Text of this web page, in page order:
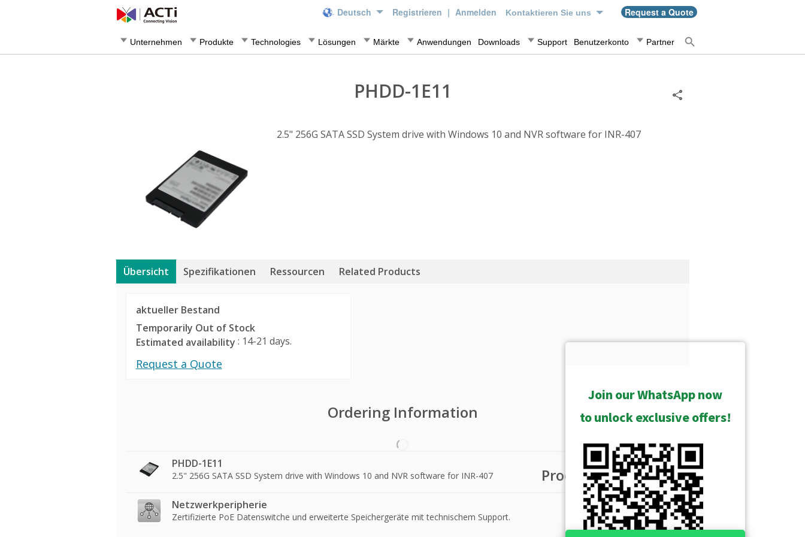
Deutsch Registrieren | Anmelden Kontaktieren Sie uns Request a Quote
Unternehmen Produkte Technologies Lösungen Märkte Anwendungen Downloads Support Benutzerkonto Partner
PHDD-1E11
2.5" 256G SATA SSD System drive with Windows 10 and NVR software for INR-407
Übersicht Spezifikationen Ressourcen Related Products
aktueller Bestand
Temporarily Out of Stock
Estimated availability : 14-21 days.
Request a Quote
Ordering Information
PHDD-1E11
2.5" 256G SATA SSD System drive with Windows 10 and NVR software for INR-407 Product Groups
Netzwerkperipherie
Zertifizierte PoE Datenswitche und erweiterte Speichergeräte mit technischem Support.
Join our WhatsApp now
to unlock exclusive offers!